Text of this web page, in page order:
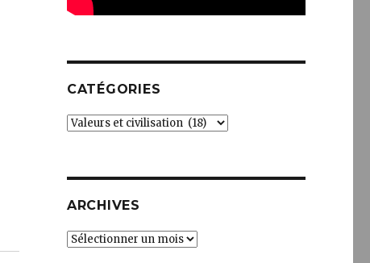
CATÉGORIES
Catégories
ARCHIVES
Archives